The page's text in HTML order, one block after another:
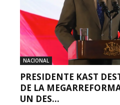
NACIONAL
PRESIDENTE KAST
DE LA
UN DES...